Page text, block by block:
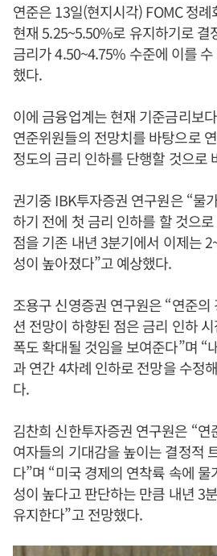
연준은 13일(현지시각) FOMC 정
현재 5.25~5.50%로 유지하기로 결
금리가 4.50~4.75% 수준에 이를
했다.
이에 금융업계는 현재 기준금리보
연준위원들의 전망치를 바탕으로
정도의 금리 인하를 단행할 것으로
권기중 IBK투자증권 연구원은 “물
하기 전에 첫 금리 인하를 할 것으
점을 기존 내년 3분기에서 이제는
성이 높아졌다”고 예상했다.
조용구 신영증권 연구원은 “연준
션 전망이 하향된 점은 금리 인하
폭도 확대될 것임을 보여준다”며 “
과 연간 4차례 인하로 전망을 수정
다.
김찬희 신한투자증권 연구원은 “
여자들의 기대감을 높이는 결정적
다”며 “미국 경제의 연착륙 속에
성이 높다고 판단하는 만큼 내년 3
유지한다”고 전망했다.